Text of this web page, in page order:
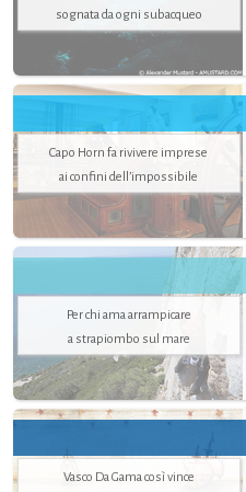
sognata da ogni subacqueo
Capo Horn fa rivivere imprese
ai confini dell’impossibile
Per chi ama arrampicare
a strapiombo sul mare
Vasco Da Gama così vince